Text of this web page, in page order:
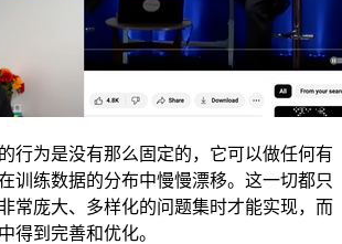
为是没有那么固定的，它可以做任何有
训练数据的分布中慢慢漂移。这一切都只
常庞大、多样化的问题集时才能实现，而
得到完善和优化。